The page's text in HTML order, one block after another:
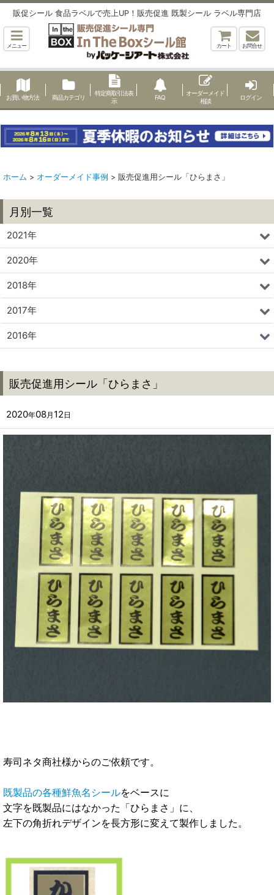
販促シール 食品ラベルで売上UP！販売促進 既製シール ラベル専門店
メニュー カート お問合せ
お買い物方法 商品カテゴリ
特定商取引法表
示
FAQ
オーダーメイド
相談
ログイン
ホーム > オーダーメイド事例 > 販売促進用シール「ひらまさ」
販売促進用シール「ひらまさ」
2020年08月 12 日
寿司ネタ商社様からのご依頼です。
既製品の各種鮮魚名シールをベースに
文字を既製品にはなかった「ひらまさ」に、
左下の角折れデザインを長方形に変えて製作しました。
月別一覧
2021年
2020年
2018年
2017年
2016年